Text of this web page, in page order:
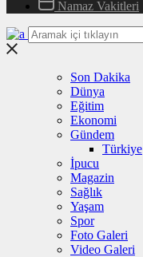
Namaz Vakitleri
Son Dakika
Dünya
Eğitim
Ekonomi
Gündem
Türkiye
İpucu
Magazin
Sağlık
Yaşam
Spor
Foto Galeri
Video Galeri